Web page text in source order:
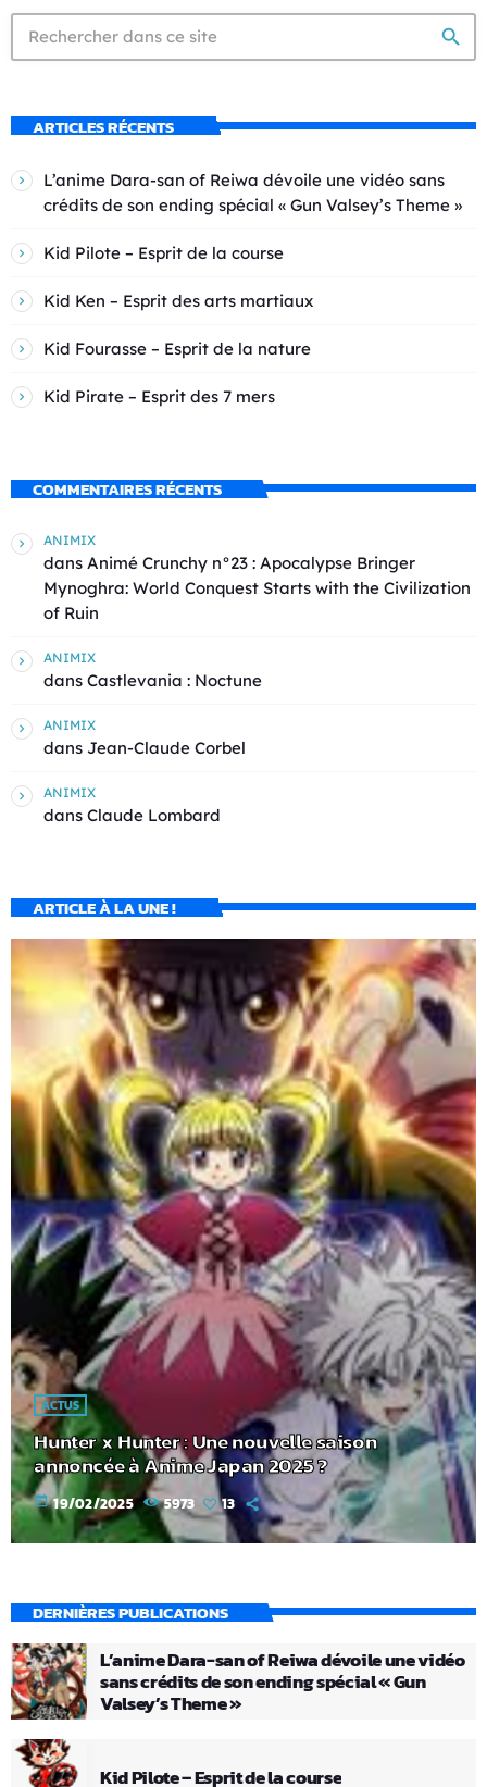
search
ARTICLES RÉCENTS
L’anime Dara-san of Reiwa dévoile une vidéo sans
crédits de son ending spécial « Gun Valsey’s Theme »
Kid Pilote – Esprit de la course
Kid Ken – Esprit des arts martiaux
Kid Fourasse – Esprit de la nature
Kid Pirate – Esprit des 7 mers
COMMENTAIRES RÉCENTS
ANIMIX
dans Animé Crunchy n°23 : Apocalypse Bringer
Mynoghra: World Conquest Starts with the Civilization
of Ruin
ANIMIX
dans Castlevania : Noctune
ANIMIX
dans Jean-Claude Corbel
ANIMIX
dans Claude Lombard
ARTICLE À LA UNE !
ACTUS
Hunter x Hunter : Une nouvelle saison
annoncée à Anime Japan 2025 ?
today 19/02/2025 5973 13
DERNIÈRES PUBLICATIONS
L’anime Dara-san of Reiwa dévoile une vidéo
sans crédits de son ending spécial « Gun
Valsey’s Theme »
Kid Pilote – Esprit de la course